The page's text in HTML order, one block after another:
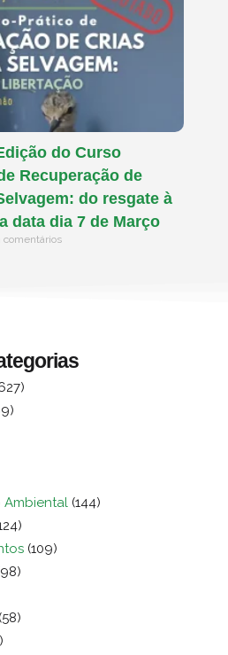
do Curso
Recuperação de
do resgate à
data dia 7 de Março
comentários
Ambiental (144)
(109)
(58)